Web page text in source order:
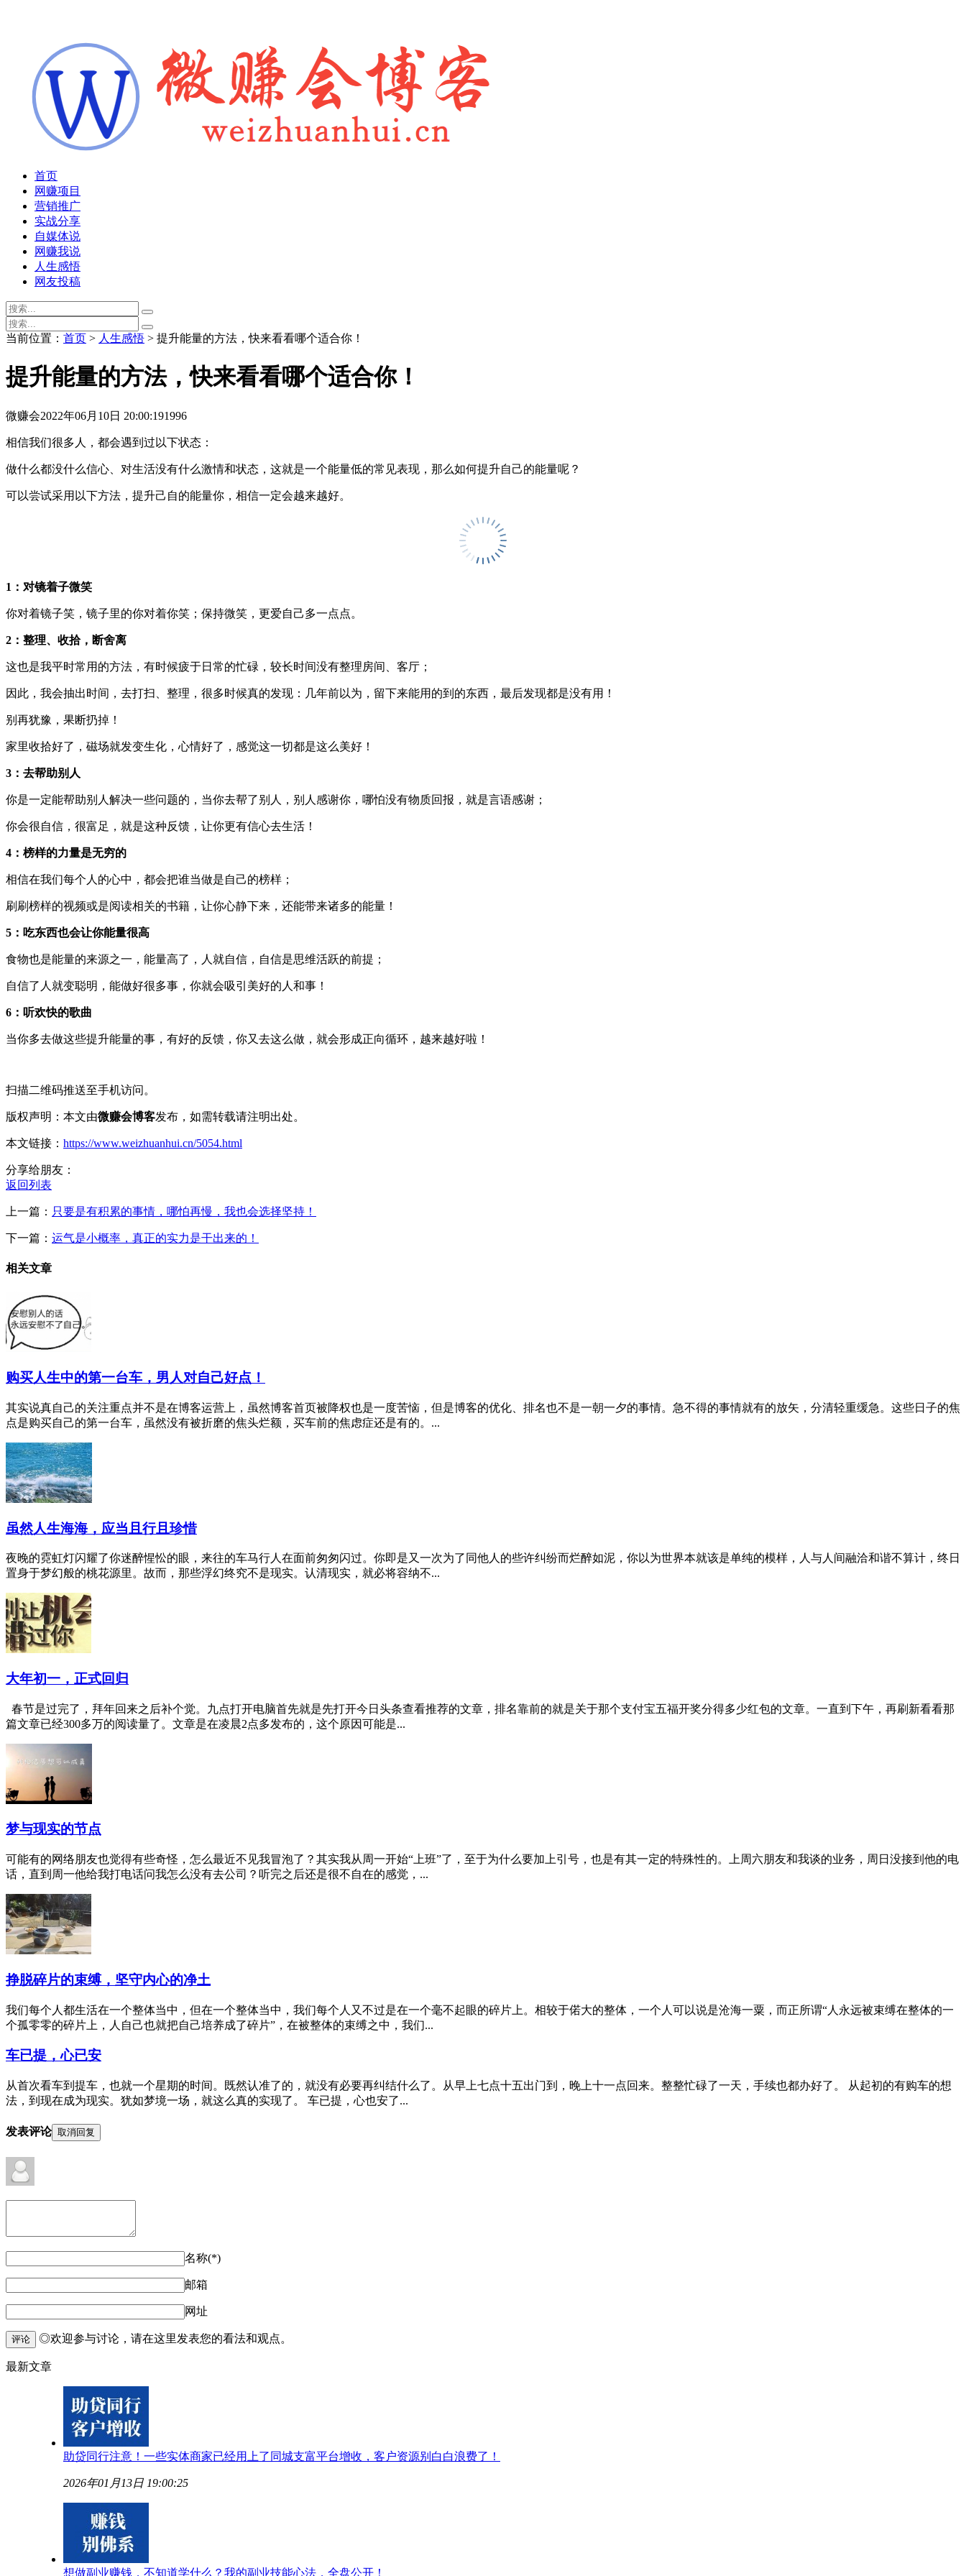
首页
网赚项目
营销推广
实战分享
自媒体说
网赚我说
人生感悟
网友投稿
当前位置： 首页 > 人生感悟 > 提升能量的方法，快来看看哪个适合你！
提升能量的方法，快来看看哪个适合你！
微赚会2022年06月10日 20:00:191996
相信我们很多人，都会遇到过以下状态：
做什么都没什么信心、对生活没有什么激情和状态，这就是一个能量低的常见表现，那么如何提升自己的能量呢？
可以尝试采用以下方法，提升己自‬的能量你，‬相信一定会越来‬越好。
1：对镜着‬子微笑
你对着镜子笑，镜子里的你对着你笑；保持微笑，更爱自己多一点点。
2：整理、收拾，断舍离
这也是我平时常用的方法，有时候疲于日常的忙碌，较长时间没有整理房间、客厅；
因此，我会抽出时间，去打扫、整理，很多时候真的发现：几年前以为，留下来能用的到的东西，最后发现都是没有用！
别再犹豫，果断扔掉！
家里收拾好了‬，磁场就发变生‬化，心情好‬了，感觉这一切都是这么美好！
3：去帮助别人
你是一定能帮助别人解决一些问题的，当你去帮了别人，别人感谢你，哪怕没有物质回报，就是言语感谢；
你会很自信，很富足，就是这种反馈，让你更有信心去生活！
4：榜样的力量是无穷的
相信在我们每个人的心中，都会把谁当做是自己的榜样；
刷刷榜样的视频或是阅读相关的书籍，让你心静下来，还能带来诸多的能量！
5：吃东西也会让你能量很高
食物也是能量的来源之一，能量高了，人就自信，自信是思维活跃的前提；
自信了人就变聪明，能做好很多事，你就会吸引美好的人和事！
6：听欢快的歌曲
当你多去做这些提升能量的事，有好的反馈，你又去这么做，就会形成正向循环，越来越好啦！
扫描二维码推送至手机访问。
版权声明：本文由微赚会博客发布，如需转载请注明出处。
本文链接： https://www.weizhuanhui.cn/5054.html
分享给朋友：
返回列表
上一篇： 只要是有积累的事情，哪怕再慢，我也会选择坚持！
下一篇： 运气是小概率，真正的实力是干出来的！
相关文章
购买人生中的第一台车，男人对自己好点！
其实说真自己的关注重点并不是在博客运营上，虽然博客首页被降权也是一度苦恼，但是博客的优化、排名也不是一朝一夕的事情。急不得的事情就有的放矢，分清轻重缓急。这些日子的焦
点是购买自己的第一台车，虽然没有被折磨的焦头烂额，买车前的焦虑症还是有的。...
虽然人生海海，应当且行且珍惜
夜晚的霓虹灯闪耀了你迷醉惺忪的眼，来往的车马行人在面前匆匆闪过。你即是又一次为了同他人的些许纠纷而烂醉如泥，你以为世界本就该是单纯的模样，人与人间融洽和谐不算计，终日
置身于梦幻般的桃花源里。故而，那些浮幻终究不是现实。认清现实，就必将容纳不...
大年初一，正式回归
春节是过完了，拜年回来之后补个觉。九点打开电脑首先就是先打开今日头条查看推荐的文章，排名靠前的就是关于那个支付宝五福开奖分得多少红包的文章。一直到下午，再刷新看看那
篇文章已经300多万的阅读量了。文章是在凌晨2点多发布的，这个原因可能是...
梦与现实的节点
可能有的网络朋友也觉得有些奇怪，怎么最近不见我冒泡了？其实我从周一开始“上班”了，至于为什么要加上引号，也是有其一定的特殊性的。上周六朋友和我谈的业务，周日没接到他的电
话，直到周一他给我打电话问我怎么没有去公司？听完之后还是很不自在的感觉，...
挣脱碎片的束缚，坚守内心的净土
我们每个人都生活在一个整体当中，但在一个整体当中，我们每个人又不过是在一个毫不起眼的碎片上。相较于偌大的整体，一个人可以说是沧海一粟，而正所谓“人永远被束缚在整体的一
个孤零零的碎片上，人自己也就把自己培养成了碎片”，在被整体的束缚之中，我们...
车已提，心已安
从首次看车到提车，也就一个星期的时间。既然认准了的，就没有必要再纠结什么了。从早上七点十五出门到，晚上十一点回来。整整忙碌了一天，手续也都办好了。 从起初的有购车的想
法，到现在成为现实。犹如梦境一场，就这么真的实现了。 车已提，心也安了...
发表评论 取消回复
名称(*)
邮箱
网址
评论 ◎欢迎参与讨论，请在这里发表您的看法和观点。
最新文章
助贷同行注意！一些实体商家已经用上了同城支富平台增收，客户资源别白白浪费了！
2026年01月13日 19:00:25
想做副业赚钱，不知道学什么？我的副业技能心法，全盘公开！